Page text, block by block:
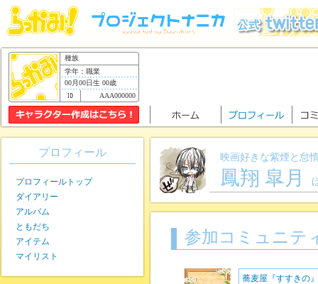
種族
学年：職業
00月00日生 00歳
AAA000000
映画好きな紫煙と怠
鳳翔 皐月
参加コミュニテ
蕎麦屋『すすきの』
プロフィール
プロフィールトップ
ダイアリー
アルバム
ともだち
アイテム
マイリスト